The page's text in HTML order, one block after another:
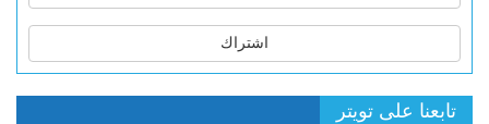
اشتراك
تابعنا على تويتر